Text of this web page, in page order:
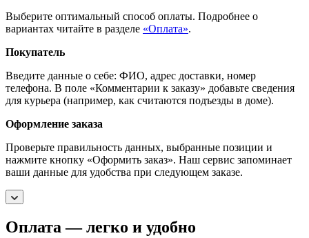
Выберите оптимальный способ оплаты. Подробнее о
вариантах читайте в разделе «Оплата».
Покупатель
Введите данные о себе: ФИО, адрес доставки, номер
телефона. В поле «Комментарии к заказу» добавьте сведения
для курьера (например, как считаются подъезды в доме).
Оформление заказа
Проверьте правильность данных, выбранные позиции и
нажмите кнопку «Оформить заказ». Наш сервис запоминает
ваши данные для удобства при следующем заказе.
Оплата — легко и удобно